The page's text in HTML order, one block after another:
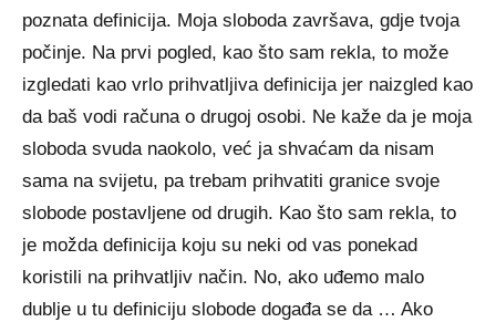
poznata definicija. Moja sloboda završava, gdje tvoja
počinje. Na prvi pogled, kao što sam rekla, to može
izgledati kao vrlo prihvatljiva definicija jer naizgled kao
da baš vodi računa o drugoj osobi. Ne kaže da je moja
sloboda svuda naokolo, već ja shvaćam da nisam
sama na svijetu, pa trebam prihvatiti granice svoje
slobode postavljene od drugih. Kao što sam rekla, to
je možda definicija koju su neki od vas ponekad
koristili na prihvatljiv način. No, ako uđemo malo
dublje u tu definiciju slobode događa se da … Ako